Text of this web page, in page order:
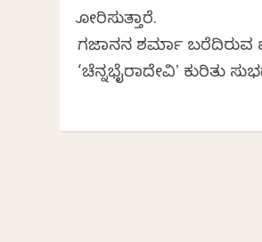
ತೋರಿಸುತ್ತಾರೆ.
ಗಜಾನನ ಶರ್ಮಾ ಬರೆದಿರುವ
‘ಚೆನ್ನಭೈರಾದೇವಿʼ ಕುರಿತು